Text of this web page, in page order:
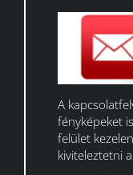
A
fényképeket
felület
kiviteleztetni